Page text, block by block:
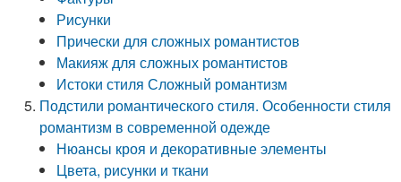
Рисунки
Прически для сложных романтистов
Макияж для сложных романтистов
Истоки стиля Сложный романтизм
Подстили романтического стиля. Особенности стиля
романтизм в современной одежде
Нюансы кроя и декоративные элементы
Цвета, рисунки и ткани